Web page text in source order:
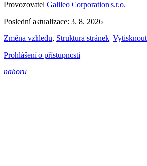
Provozovatel Galileo Corporation s.r.o.
Poslední aktualizace: 3. 8. 2026
Změna vzhledu, Struktura stránek, Vytisknout
Prohlášení o přístupnosti
nahoru